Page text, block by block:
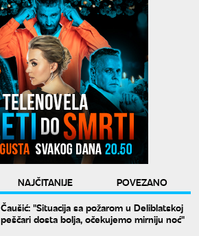
NAJČITANIJE
POVEZANO
Čaušić: "Situacija sa požarom u Deliblatskoj
peščari dosta bolja, očekujemo mirniju noć"